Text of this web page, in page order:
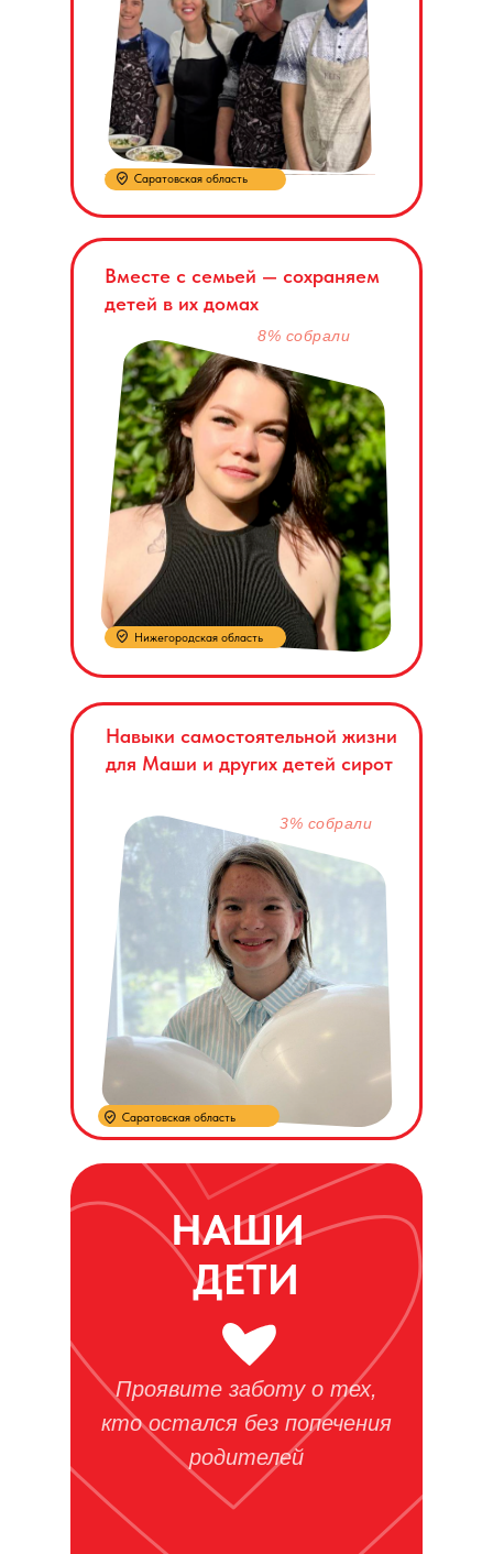
Нижегородская область
Вместе с семьей — сохраняем
детей в их домах
Проявите заботу о тех,
кто остался без попечения
родителей
Саратовская область
Навыки самостоятельной жизни
для Маши и других детей сирот
3% собрали
Саратовская область
8% собрали
НАШИ
ДЕТИ